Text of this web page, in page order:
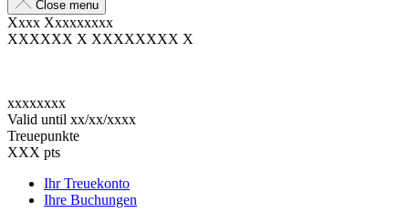
Close menu
Xxxx Xxxxxxxxx
XXXXXX X XXXXXXXX X
xxxxxxxx
Valid until xx/xx/xxxx
Treuepunkte
XXX pts
Ihr Treuekonto
Ihre Buchungen